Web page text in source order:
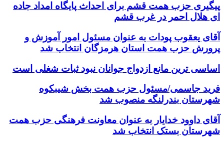
پیگیری حزب همت قشم برای احداث پایگاه امداد جاده
ای هلال احمر در غرب قشم
آقای یعقوب پودات به عنوان مسئول امور آموزش و
پرورش حزب همت استان هرمزگان انتخاب شد
اساسی ترین مانع ازدواج جوانان نبود ثبات شغلی است
فرید جاسمی/مسئول حزب همت بخش شیبکوه
شهرستان بندرلنگه منصوب شد
آقای داوود خدایار به عنوان معاونت فرهنگی حزب همت
شهرستان بستک انتخاب شد